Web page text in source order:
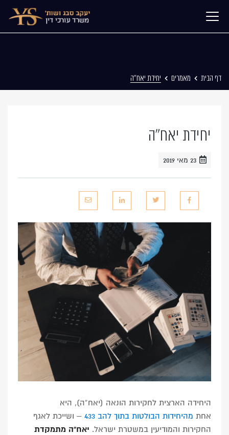
דף הבית מאמרים יחידת יאח”ה
יחידת יאח”ה
23 מאי 2019
היחידה הארצית לחקירות הונאה (יאח”ה), היא
אחת מהיחידות הבולטות בתוך להב 433
– ושייכת לאגף
החקירות והמודיעין במשטרת ישראל. יאח”ה מתמקדת